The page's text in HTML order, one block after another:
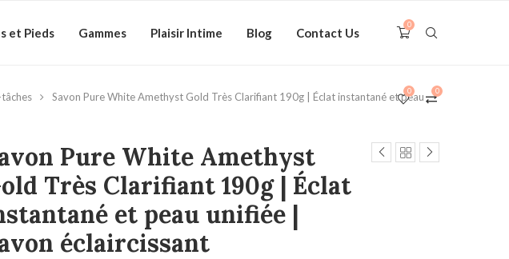
et Pieds Gammes Plaisir Intime Blog Contact Us
0
0
0
Savon Pure White Amethyst Gold Très Clarifiant 190g | Éclat instantané et peau
Pure White Amethyst
Très Clarifiant 190g | Éclat
et peau unifiée |
éclaircissant